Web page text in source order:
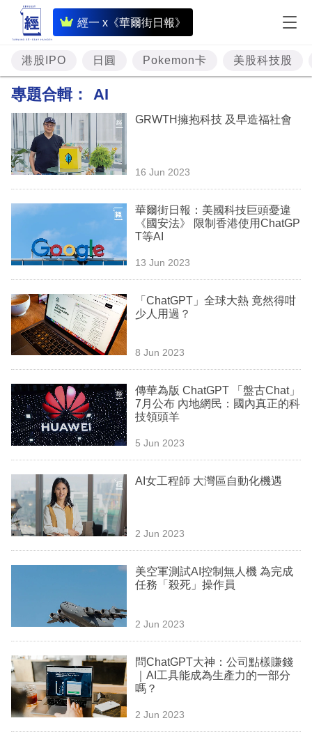
經一 x《華爾街日報》
即
時
財
經
投
資
樓
理
商
業
科
技
職
場
生
時
事
欄
閱
區
港股IPO 日圓 Pokemon卡 美股科技股
專題合輯： AI
GRWTH擁抱科技 及早造福社會
16 Jun 2023
華爾街日報：美國科技巨頭憂違
《國安法》 限制香港使用ChatGP
T等AI
13 Jun 2023
「ChatGPT」全球大熱 竟然得咁
少人用過？
8 Jun 2023
傳華為版 ChatGPT 「盤古Chat」
7月公布 內地網民：國內真正的科
技領頭羊
5 Jun 2023
AI女工程師 大灣區自動化機遇
2 Jun 2023
美空軍測試AI控制無人機 為完成
任務「殺死」操作員
2 Jun 2023
問ChatGPT大神：公司點樣賺錢
｜AI工具能成為生產力的一部分
嗎？
2 Jun 2023